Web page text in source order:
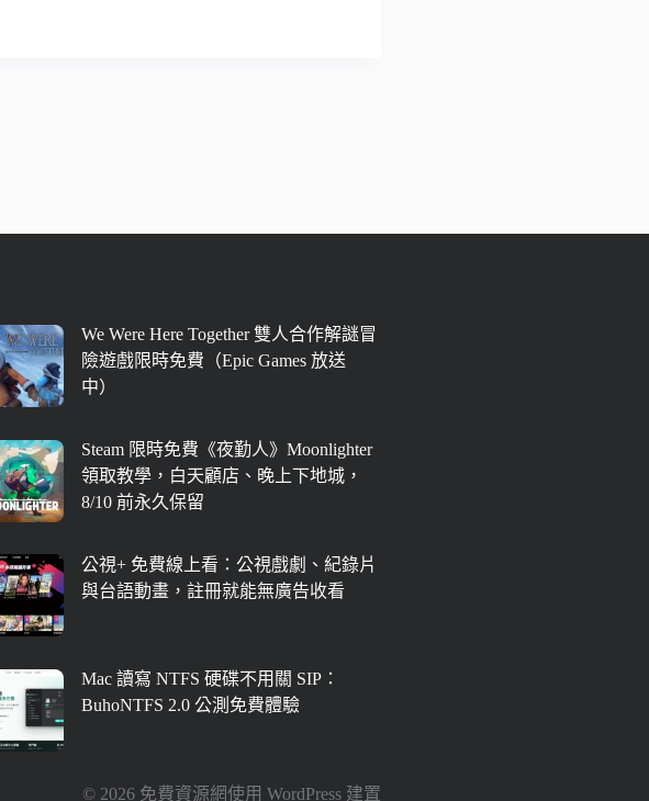
We Were Here Together 雙人合作解謎冒
險遊戲限時免費（Epic Games 放送
中）
Steam 限時免費《夜勤人》Moonlighter
領取教學，白天顧店、晚上下地城，
8/10 前永久保留
公視+ 免費線上看：公視戲劇、紀錄片
與台語動畫，註冊就能無廣告收看
Mac 讀寫 NTFS 硬碟不用關 SIP：
BuhoNTFS 2.0 公測免費體驗
© 2026 免費資源網使用 WordPress 建置